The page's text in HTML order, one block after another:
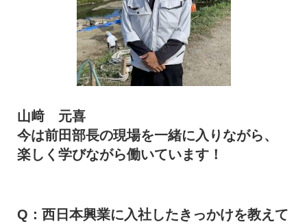
山﨑 元喜
今は前田部長の現場を一緒に入りながら、
楽しく学びながら働いています！
Q：西日本興業に入社したきっかけを教えて